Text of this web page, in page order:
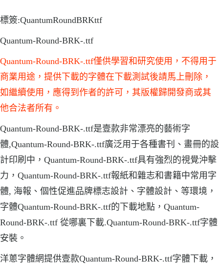
標簽:QuantumRoundBRKttf
Quantum-Round-BRK-.ttf
Quantum-Round-BRK-.ttf僅供學習和研究使用，不得用于
商業用途，提供下載的字體在下載測試後請馬上刪除，
如繼續使用，應得到作者的許可，其版權歸開發商或其
他合法者所有。
Quantum-Round-BRK-.ttf是壹款非常漂亮的藝術字
體,Quantum-Round-BRK-.ttf廣泛用于各種書刊、畫冊的設
計印刷中，Quantum-Round-BRK-.ttf具有強烈的視覺沖擊
力，Quantum-Round-BRK-.ttf報紙和雜志和書籍中常用字
體, 海報、個性促進品牌標志設計、字體設計、等環境，
字體Quantum-Round-BRK-.ttf的下載地點，Quantum-
Round-BRK-.ttf 從哪裏下載.Quantum-Round-BRK-.ttf字體
安裝。
洋蔥字體網提供壹款Quantum-Round-BRK-.ttf字體下載，